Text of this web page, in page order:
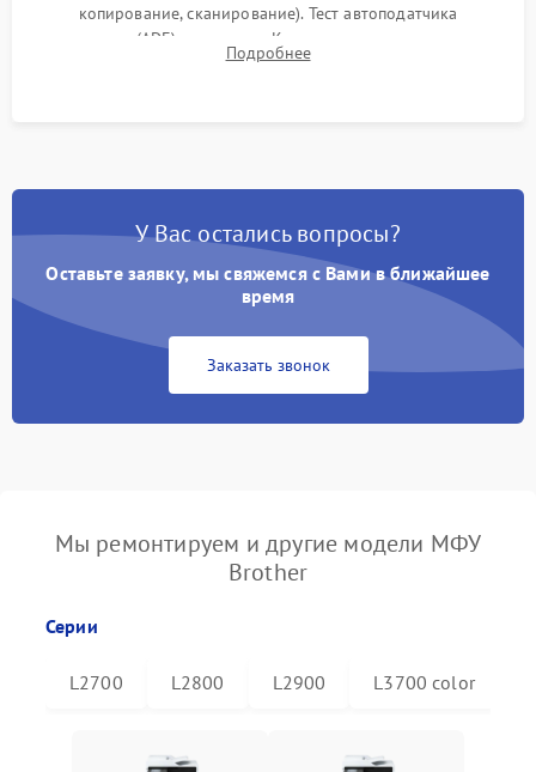
копирование, сканирование). Тест автоподатчика
документов (ADF) и дуплекса. Контроль качества отпечатка
на отсутствие серого фона, полос и надежность запекания
Подробнее
У Вас остались вопросы?
Оставьте заявку, мы свяжемся с Вами в ближайшее
время
Заказать звонок
Мы ремонтируем и другие модели МФУ
Brother
Серии
L2700 L2800 L2900 L3700 color